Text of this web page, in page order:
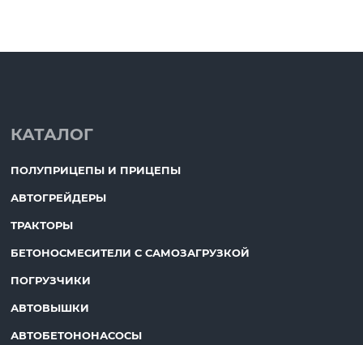
КАТАЛОГ
ПОЛУПРИЦЕПЫ И ПРИЦЕПЫ
АВТОГРЕЙДЕРЫ
ТРАКТОРЫ
БЕТОНОСМЕСИТЕЛИ С САМОЗАГРУЗКОЙ
ПОГРУЗЧИКИ
АВТОВЫШКИ
АВТОБЕТОНОНАСОСЫ